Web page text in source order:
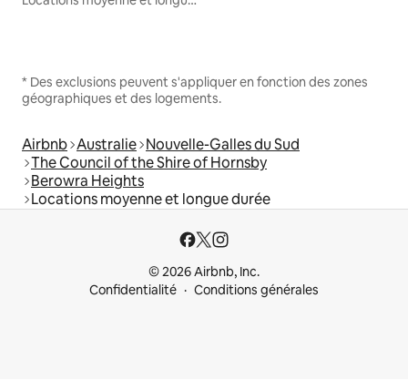
* Des exclusions peuvent s'appliquer en fonction des zones
géographiques et des logements.
Airbnb Australie Nouvelle-Galles du Sud
The Council of the Shire of Hornsby
Berowra Heights
Locations moyenne et longue durée
© 2026 Airbnb, Inc.
Confidentialité
Conditions générales